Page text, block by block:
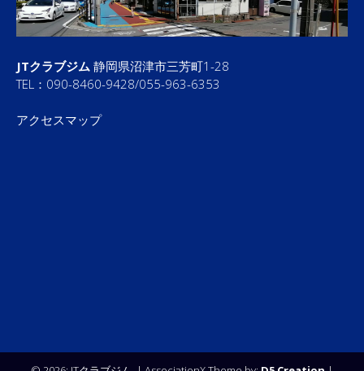
JTクラブジム 静岡県沼津市三芳町1-28
TEL：090-8460-9428/055-963-6353
アクセスマップ